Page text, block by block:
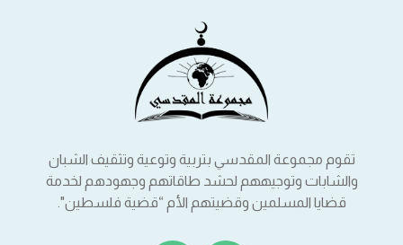
تقوم مجموعة المقدسي بتربية وتوعية وتثقيف الشبان
والشابات وتوجيههم لحشد طاقاتهم وجهودهم لخدمة
قضايا المسلمين وقضيتهم الأم “قضية فلسطين".